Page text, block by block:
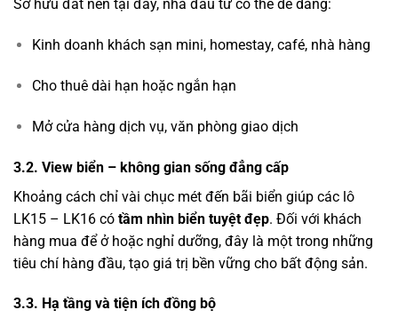
Sở hữu đất nền tại đây, nhà đầu tư có thể dễ dàng:
Kinh doanh khách sạn mini, homestay, café, nhà hàng
Cho thuê dài hạn hoặc ngắn hạn
Mở cửa hàng dịch vụ, văn phòng giao dịch
3.2. View biển – không gian sống đẳng cấp
Khoảng cách chỉ vài chục mét đến bãi biển giúp các lô
LK15 – LK16 có tầm nhìn biển tuyệt đẹp. Đối với khách
hàng mua để ở hoặc nghỉ dưỡng, đây là một trong những
tiêu chí hàng đầu, tạo giá trị bền vững cho bất động sản.
3.3. Hạ tầng và tiện ích đồng bộ